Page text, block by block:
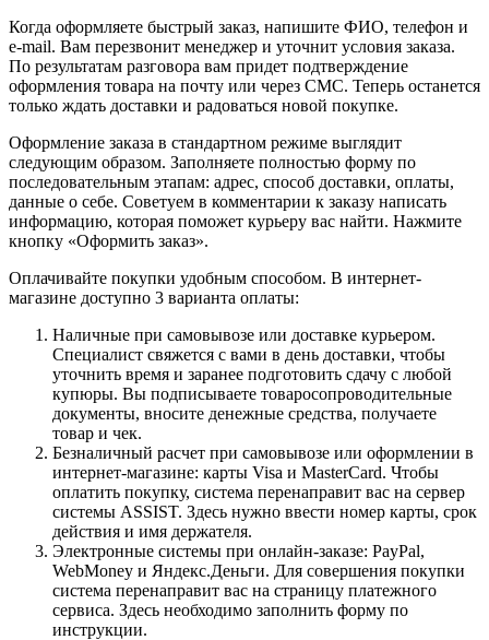
Когда оформляете быстрый заказ, напишите ФИО, телефон и
e-mail. Вам перезвонит менеджер и уточнит условия заказа.
По результатам разговора вам придет подтверждение
оформления товара на почту или через СМС. Теперь останется
только ждать доставки и радоваться новой покупке.
Оформление заказа в стандартном режиме выглядит
следующим образом. Заполняете полностью форму по
последовательным этапам: адрес, способ доставки, оплаты,
данные о себе. Советуем в комментарии к заказу написать
информацию, которая поможет курьеру вас найти. Нажмите
кнопку «Оформить заказ».
Оплачивайте покупки удобным способом. В интернет-
магазине доступно 3 варианта оплаты:
Наличные при самовывозе или доставке курьером.
Специалист свяжется с вами в день доставки, чтобы
уточнить время и заранее подготовить сдачу с любой
купюры. Вы подписываете товаросопроводительные
документы, вносите денежные средства, получаете
товар и чек.
Безналичный расчет при самовывозе или оформлении в
интернет-магазине: карты Visa и MasterCard. Чтобы
оплатить покупку, система перенаправит вас на сервер
системы ASSIST. Здесь нужно ввести номер карты, срок
действия и имя держателя.
Электронные системы при онлайн-заказе: PayPal,
WebMoney и Яндекс.Деньги. Для совершения покупки
система перенаправит вас на страницу платежного
сервиса. Здесь необходимо заполнить форму по
инструкции.